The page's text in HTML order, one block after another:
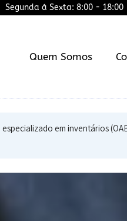
Segunda á Sexta: 8:00 - 18:00
Quem Somos
em inventários